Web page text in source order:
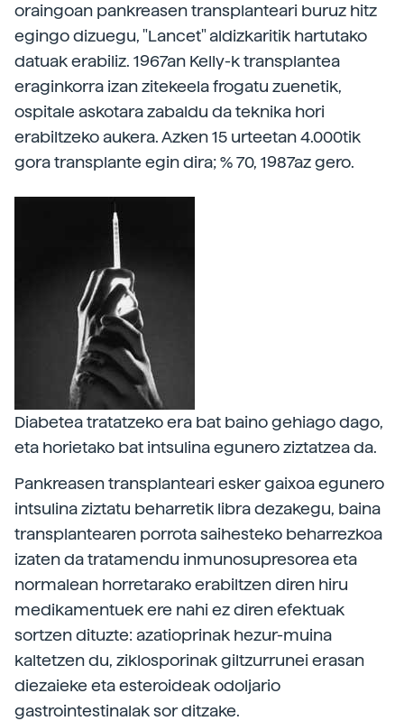
oraingoan pankreasen transplanteari buruz hitz
egingo dizuegu, "Lancet" aldizkaritik hartutako
datuak erabiliz. 1967an Kelly-k transplantea
eraginkorra izan zitekeela frogatu zuenetik,
ospitale askotara zabaldu da teknika hori
erabiltzeko aukera. Azken 15 urteetan 4.000tik
gora transplante egin dira; % 70, 1987az gero.
Diabetea tratatzeko era bat baino gehiago dago,
eta horietako bat intsulina egunero ziztatzea da.
Pankreasen transplanteari esker gaixoa egunero
intsulina ziztatu beharretik libra dezakegu, baina
transplantearen porrota saihesteko beharrezkoa
izaten da tratamendu inmunosupresorea eta
normalean horretarako erabiltzen diren hiru
medikamentuek ere nahi ez diren efektuak
sortzen dituzte: azatioprinak hezur-muina
kaltetzen du, ziklosporinak giltzurrunei erasan
diezaieke eta esteroideak odoljario
gastrointestinalak sor ditzake.